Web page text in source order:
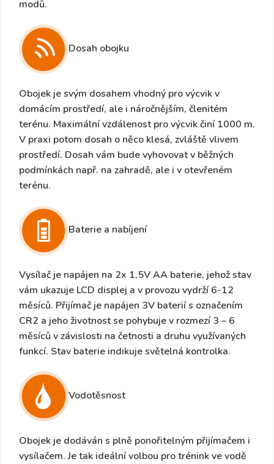
modů.
Dosah obojku
Obojek je svým dosahem vhodný pro výcvik v
domácím prostředí, ale i náročnějším, členitém
terénu. Maximální vzdálenost pro výcvik činí 1000 m.
V praxi potom dosah o něco klesá, zvláště vlivem
prostředí. Dosah vám bude vyhovovat v běžných
podmínkách např. na zahradě, ale i v otevřeném
terénu.
Baterie a nabíjení
Vysílač je napájen na 2x 1,5V AA baterie, jehož stav
vám ukazuje LCD displej a v provozu vydrží6-12
měsíců. Přijímač je napájen 3V baterií s označením
CR2 a jehoživotnostse pohybuje v rozmezí 3 – 6
měsíců v závislosti na četnosti a druhu využívaných
funkcí. Stav baterie indikuje světelná kontrolka.
Vodotěsnost
Obojek je dodáván s plně ponořitelným přijímačem i
vysílačem. Je tak ideální volbou pro trénink ve vodě